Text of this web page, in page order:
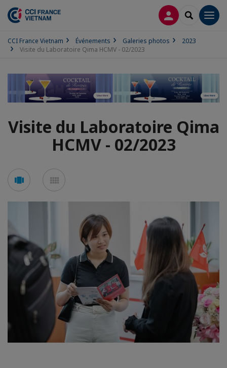
CONNEXION
CCI France Vietnam Événements Galeries photos
2023
Visite du Laboratoire Qima HCMV - 02/2023
Visite du Laboratoire Qima
HCMV - 02/2023
Voir
en
en